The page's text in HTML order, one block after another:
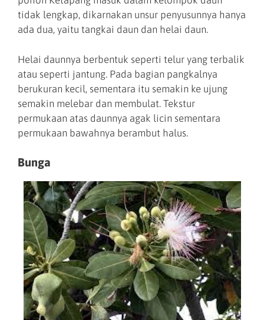
tidak lengkap, dikarnakan unsur penyusunnya hanya
ada dua, yaitu tangkai daun dan helai daun.
Helai daunnya berbentuk seperti telur yang terbalik
atau seperti jantung. Pada bagian pangkalnya
berukuran kecil, sementara itu semakin ke ujung
semakin melebar dan membulat. Tekstur
permukaan atas daunnya agak licin sementara
permukaan bawahnya berambut halus.
Bunga